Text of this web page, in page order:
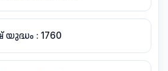
യുദ്ധം : 1760